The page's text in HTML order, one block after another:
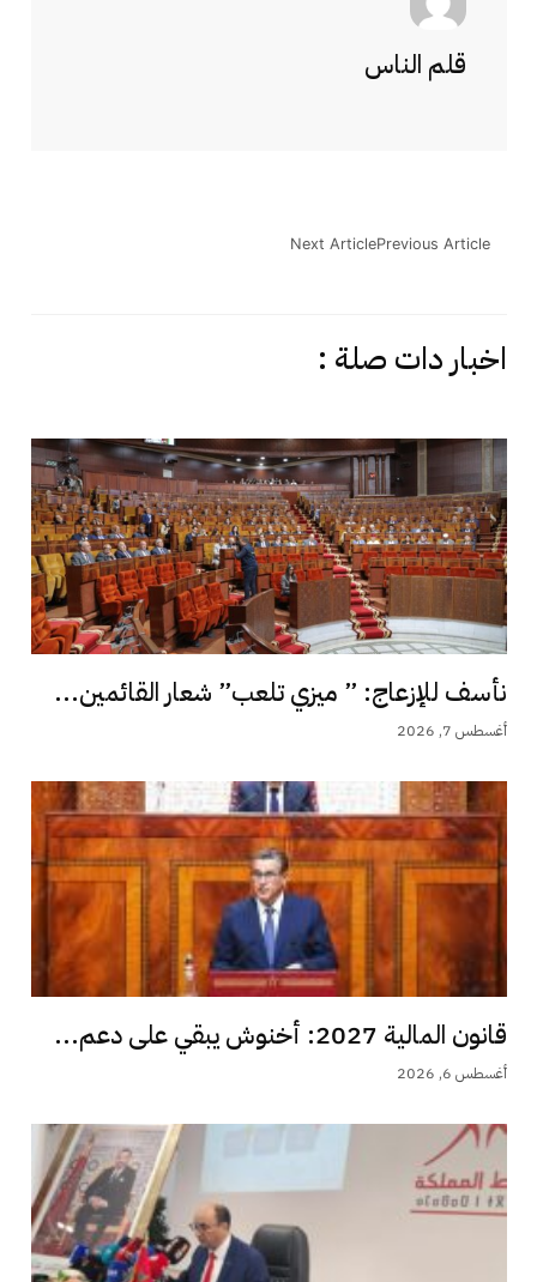
قلم الناس
Previous Article
Next Article
اخبار دات صلة :
نأسف للإزعاج: ” ميزي تلعب” شعار القائمين...
أغسطس 7, 2026
قانون المالية 2027: أخنوش يبقي على دعم...
أغسطس 6, 2026